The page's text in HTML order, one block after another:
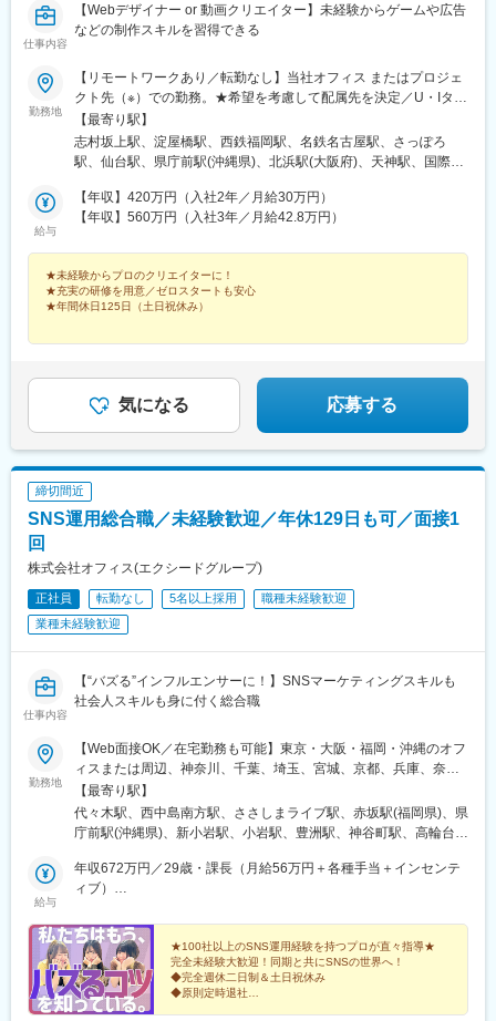
り駅、東淀川駅、大阪城北詰駅、なにわ橋駅、新今宮駅前駅、聖
天坂駅、千鳥橋駅、大阪城公園駅、谷町九丁目駅、渡辺橋駅、白
ル)、大阪空港駅(大阪モノレール)、西三荘駅、高速神戸駅、山陽
姫路駅、門戸厄神駅、山陽明石駅、宝塚南口駅、高速長田駅、阪
神国道駅、山陽垂水駅、久寿川駅、出屋敷駅、川西池田駅、新在
家駅、打出駅、京阪山科駅、丸太町駅(京都市営)、五条駅(京都市
営)、西大路御池駅、元田中駅、西院駅(京福線)、桃山御陵前駅、
三条京阪駅、洛西口駅、くいな橋駅、鳥羽街道駅、六地蔵駅(奈良
線)、鞍馬口駅、新王寺駅、宝山寺駅、八木西口駅、唐橋前駅、田
中口駅、曙橋駅、四ツ橋駅、京成関屋駅、京橋駅(東京都)、下落合
駅、内幸町駅、末広町駅(東京都)、曳舟駅、竹橋駅、新桜台駅、小
駅、東日本橋駅、虎ノ門駅、西ケ原駅、乃木坂駅、羽田空港第２
ターミナル駅(東京モノレール・ＡＮＡ利用)、巣鴨新田駅、川越市
駅、リゾートゲートウェイ・ステーション駅、高島町駅、向河原
下鉄)、大阪ビジネスパーク駅、桃谷駅、扇町駅(大阪府)、中之島
三条駅、六地蔵駅(京阪線)、畝傍駅
線)、西代駅、箕谷駅、夢前川駅、中山寺駅、大久保駅(兵庫県)、
学研奈良登美ケ丘駅、近江八幡駅、草津駅(滋賀県)、石山駅、近江
駅、遠賀野駅、花畑駅、宇美駅、行橋駅、赤間駅、西鉄柳川駅、
筑前前原駅、蒲池駅(福岡県)、飯塚駅、大保駅、笹原駅、瀬高駅、
春日原駅、羽犬塚駅、上伊田駅、筑豊中間駅、大牟田駅、甘木駅
(西鉄線)、中津駅(大分県)、南大分駅、佐世保駅、諫早駅、幸駅、
光の森駅、八代駅、鳥栖駅、武雄温泉駅、宮崎駅、西都城駅、上
茶山駅(福岡県)、赤嶺駅、てだこ浦西駅、首里駅、名古屋駅、近鉄
名古屋駅、伏見駅(愛知県)、栄駅(愛知県)、新栄町駅(愛知県)、前
高駅、牛田駅(愛知県)、苅安賀駅、岐南駅、大垣駅、浜松駅、四日
市駅、津駅、南方駅(大阪府)、北参道駅、天神駅、美栄橋駅、米野
駅、仙台駅、阿佐ケ谷駅、京王八王子駅、布田駅、虎ノ門ヒルズ
駅、高輪ゲートウェイ駅、赤羽橋駅、汐留駅、溜池山王駅、浜松
駅、水道橋駅、日比谷駅、青井駅、牛田駅(東京都)、上野広小路
駅、蓮沼駅、平和島駅、銀座駅、馬喰横山駅、宝町駅(東京都)、新
中野駅、大崎広小路駅、吉祥寺駅、池袋駅、赤羽岩淵駅、とうき
ょうスカイツリー駅、住吉駅(東京都)、祐天寺駅、国道駅、平沼橋
駅、蒔田駅、新杉田駅、センター北駅、宮前平駅、高島町駅、伊
勢佐木長者町駅、馬車道駅、鶴見駅、北茅ケ崎駅、京急川崎駅、
登戸駅、本八幡駅(都営線)、市川駅、千葉駅、西船橋駅、本川越
駅、仙台駅(地下鉄)、広瀬通駅、野江内代駅、海老江駅、西長堀
戸駅、中崎町駅、谷町四丁目駅、大阪天満宮駅、本町駅、大阪難
波駅、大小路駅、心斎橋駅、高槻市駅、千里中央駅(大阪モノレー
ル)、鳴滝駅、六地蔵駅(奈良線)、二条城前駅、観月橋駅、南公園
駅、摂津本山駅、湊川駅、神戸三宮駅(阪急・神戸高速)、春日野道
駅(阪急線)、新長田駅、中山観音駅、紀伊中ノ島駅、聖マリア病院
前駅、東中間駅、佐世保中央駅、西鉄香椎駅、金山駅(福岡県)、名
鉄名古屋駅、丸の内駅(愛知県)、栄町駅(愛知県)、久屋大通駅、高
一丁目駅、泉岳寺駅、御成門駅、内幸町駅、赤坂見附駅、西日暮
里駅(舎人ライナー)、下落合駅、東新宿駅、虎ノ門駅、岩本町駅、
京橋駅(東京都)、京成関屋駅、御徒町駅、大森海岸駅、銀座一丁目
駅、茅場町駅、馬喰町駅、東池袋駅、曳舟駅、西横浜駅、横浜
駅、日本大通り駅、市川真間駅、鬼越駅、京成千葉駅、川越市
駅、森小路駅、昭和町駅(大阪府)、針中野駅、花園町駅、細井川
駅、梅田駅(地下鉄)、天満橋駅、北浜駅(大阪府)、なんば駅(南海
御陵前駅、市民広場駅、三宮・花時計前駅、板宿駅、香椎宮前
駅、亀島駅、国際センター駅、矢場町駅、第一通り駅、近鉄四日
市駅
仕事内容
【Webデザイナー or 動画クリエイター】未経験からゲームや広告
などの制作スキルを習得できる
勤務地
【リモートワークあり／転勤なし】当社オフィス またはプロジェ
クト先（※）での勤務。★希望を考慮して配属先を決定／U・Iター
ン歓迎（※）北海道／東京／神奈川／埼玉／千葉／茨城／群馬／宮
城／大阪／滋賀／京都／兵庫／奈良／和歌山／愛知／岐阜／三重
／静岡／福岡／佐賀／長崎／熊本／大分／宮崎／鹿児島＜当社オ
中央区今橋3-2-14 KPOビル4F■福岡：福岡市中央区大名2-6-50 福
岡大名ガーデンシティ8F■名古屋：名古屋市中村区名駅南1-11-12
Ｓ札幌駅前ビル1Ｆ■仙台：仙台市青葉区花京院1-2-15 ソララプラ
ザ3F■沖縄：那覇市松尾1-10-24 ホークシティ那覇ビル1F※受動喫
煙対策：屋内全面禁煙
【最寄り駅】
志村坂上駅、淀屋橋駅、西鉄福岡駅、名鉄名古屋駅、さっぽろ
駅、仙台駅、県庁前駅(沖縄県)、北浜駅(大阪府)、天神駅、国際セ
岡県)、近鉄名古屋駅、大通駅、仙台駅(地下鉄)、美栄橋駅
給与
【年収】420万円（入社2年／月給30万円）
【年収】560万円（入社3年／月給42.8万円）
★未経験からプロのクリエイターに！
★充実の研修を用意／ゼロスタートも安心
★年間休日125日（土日祝休み）
気になる 応募する
締切間近
SNS運用総合職／未経験歓迎／年休129日も可／面接1
回
株式会社オフィス(エクシードグループ)
正社員 転勤なし 5名以上採用
職種未経験歓迎
業種未経験歓迎
仕事内容
【“バズる”インフルエンサーに！】SNSマーケティングスキルも
社会人スキルも身に付く総合職
勤務地
【Web面接OK／在宅勤務も可能】東京・大阪・福岡・沖縄のオフ
ィスまたは周辺、神奈川、千葉、埼玉、宮城、京都、兵庫、奈
良、滋賀、和歌山、愛知、静岡、香川、愛媛、広島、岡山、福
岡、佐賀、長崎、熊本、大分、宮崎、鹿児島、沖縄の各勤務先＼
＼積極採用中！／／★勤務地は希望を考慮し決定します。★転勤
策：あり＜東京本社＞東京都豊島区東池袋3-7-9 AS ONE東池袋
ビル7階＜名古屋支社＞愛知県名古屋市中村区池町4－60－12 グ
8 新大阪阪神ビル7階＜福岡支社＞福岡県福岡市中央区大名２丁
目 9-17 ARISTO大名 3F＜沖縄支社＞沖縄県那覇市久茂地2丁目
3-9 8階西
【最寄り駅】
代々木駅、西中島南方駅、ささしまライブ駅、赤坂駅(福岡県)、県
庁前駅(沖縄県)、新小岩駅、小岩駅、豊洲駅、神谷町駅、高輪台
駅(舎人ライナー)、三鷹駅、恵比寿駅、広尾駅、渋谷駅、高田馬場
駅、四ツ谷駅、新宿三丁目駅、三軒茶屋駅、霞ケ関駅(東京都)、末
(東京都)、飯田橋駅、有楽町駅、綾瀬駅、北千住駅、上野御徒町
駅、蒲田駅、大森駅(東京都)、東銀座駅、日本橋駅(東京都)、三越
前駅、小伝馬町駅、八丁堀駅(東京都)、中野坂上駅、中野駅(東京
都)、町田駅、目黒駅、立会川駅、五反田駅、井の頭公園駅、都電
雑司ケ谷駅、赤羽駅、押上駅、錦糸町駅、中目黒駅、大崎駅、鶴
給与
年収672万円／29歳・課長（月給56万円＋各種手当＋インセンテ
ィブ）
ィブ）
★100社以上のSNS運用経験を持つプロが直々指導★
完全未経験大歓迎！同期と共にSNSの世界へ！
◆完全週休二日制＆土日祝休み
◆原則定時退社